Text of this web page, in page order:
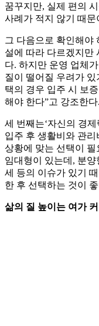
꿈꾸지만, 실제 편의
사례가 적지 않기 때문
그 다음으로 확인해야
설에 따라 다르겠지만
다. 하지만 운영 업체
질이 떨어질 우려가
택의 경우 입주 시 보
해야 한다”고 강조한다.
세 번째는‘자신의 경
입주 후 생활비와 관
상황에 맞는 선택이
임대형이 있는데, 분
세 등의 이슈가 있기
한 후 선택하는 것이
삶의 질 높이는 여가